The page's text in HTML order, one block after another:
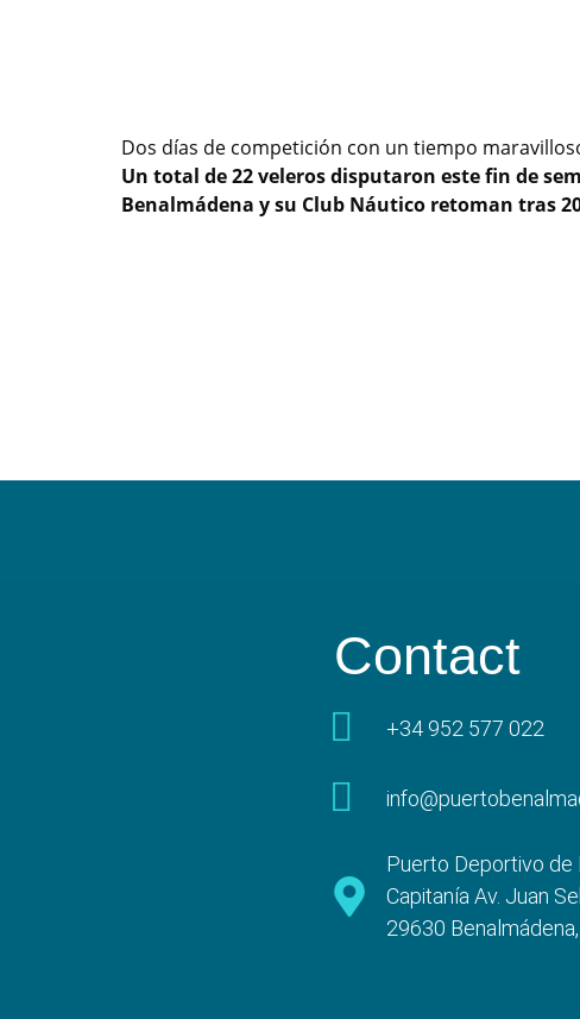
Dos días de competición con un tiempo
Un total de 22 veleros disputaron este fin de
Benalmádena y su Club Náutico retoman tras
Contact
+34 952 577 022
Puerto Deportivo de
Capitanía Av. Juan
29630